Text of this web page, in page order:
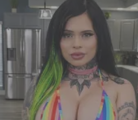
de que él se corriera por toda su cara.